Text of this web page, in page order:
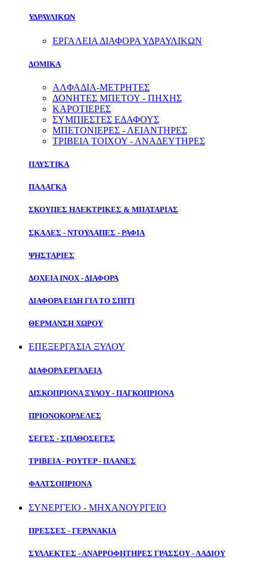
ΥΔΡΑΥΛΙΚΩΝ
ΕΡΓΑΛΕΙΑ ΔΙΑΦΟΡΑ ΥΔΡΑΥΛΙΚΩΝ
ΔΟΜΙΚΑ
ΑΛΦΑΔΙΑ-ΜΕΤΡΗΤΕΣ
ΔΟΝΗΤΕΣ ΜΠΕΤΟΥ - ΠΗΧΗΣ
ΚΑΡΟΤΙΕΡΕΣ
ΣΥΜΠΙΕΣΤΕΣ ΕΔΑΦΟΥΣ
ΜΠΕΤΟΝΙΕΡΕΣ - ΛΕΙΑΝΤΗΡΕΣ
ΤΡΙΒΕΙΑ ΤΟΙΧΟΥ - ΑΝΑΔΕΥΤΗΡΕΣ
ΠΛΥΣΤΙΚΑ
ΠΑΛΑΓΚΑ
ΣΚΟΥΠΕΣ ΗΛΕΚΤΡΙΚΕΣ & ΜΠΑΤΑΡΙΑΣ
ΣΚΑΛΕΣ - ΝΤΟΥΛΑΠΕΣ - ΡΑΦΙΑ
ΨΗΣΤΑΡΙΕΣ
ΔΟΧΕΙΑ ΙΝΟΧ - ΔΙΑΦΟΡΑ
ΔΙΑΦΟΡΑ ΕΙΔΗ ΓΙΑ ΤΟ ΣΠΙΤΙ
ΘΕΡΜΑΝΣΗ ΧΩΡΟΥ
ΕΠΕΞΕΡΓΑΣΙΑ ΞΥΛΟΥ
ΔΙΑΦΟΡΑ ΕΡΓΑΛΕΙΑ
ΔΙΣΚΟΠΡΙΟΝΑ ΞΥΛΟΥ - ΠΑΓΚΟΠΡΙΟΝΑ
ΠΡΙΟΝΟΚΟΡΔΕΛΕΣ
ΣΕΓΕΣ - ΣΠΑΘΟΣΕΓΕΣ
ΤΡΙΒΕΙΑ - ΡΟΥΤΕΡ - ΠΛΑΝΕΣ
ΦΑΛΤΣΟΠΡΙΟΝΑ
ΣΥΝΕΡΓΕΙΟ - ΜΗΧΑΝΟΥΡΓΕΙΟ
ΠΡΕΣΣΕΣ - ΓΕΡΑΝΑΚΙΑ
ΣΥΛΛΕΚΤΕΣ - ΑΝΑΡΡΟΦΗΤΗΡΕΣ ΓΡΑΣΣΟΥ - ΛΑΔΙΟΥ